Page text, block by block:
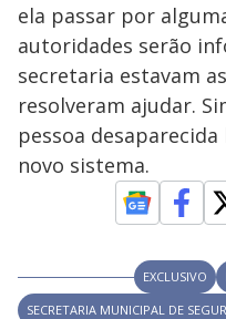
ela passar por
autoridades serão
secretaria estavam
resolveram ajudar.
pessoa
novo sistema.
EXCLUSIVO
SECRETARIA MUNICIPAL DE